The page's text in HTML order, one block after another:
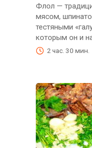
Флол —
мясом,
тестяными
которым он и
2 час. 30 мин.